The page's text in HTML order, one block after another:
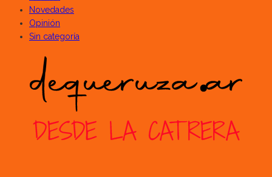
Novedades
Opinión
Sin categoría